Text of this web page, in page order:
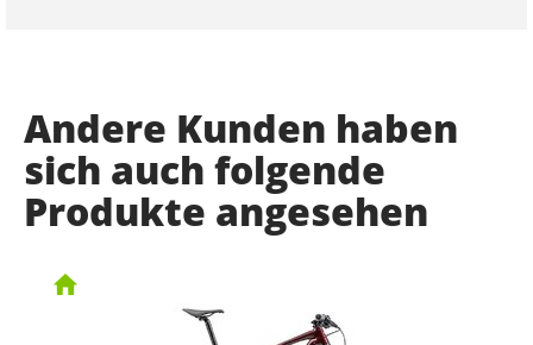
Andere Kunden haben
sich auch folgende
Produkte angesehen